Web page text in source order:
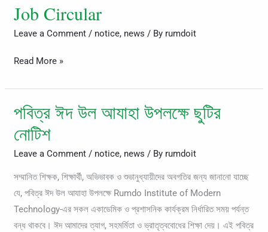
Rumdo
Institute
উপস্থিত
থাকবেন।
Job Circular
Leave a Comment / notice, news / By rumdoit
Job
Read More »
পবিত্র ঈদ উল আযাহা উপলক্ষে ছুটির
নোটিশ
Leave a Comment / notice, news / By rumdoit
সম্মানিত শিক্ষক, শিক্ষার্থী, অভিভাবক ও শুভানুধ্যায়ীদের অবগতির জন্য জানানো যাচ্ছে
যে, পবিত্র ঈদ উল আযাহা উপলক্ষে Rumdo Institute of Modern
Technology-এর সকল একাডেমিক ও প্রশাসনিক কার্যক্রম নির্ধারিত সময় পর্যন্ত
বন্ধ থাকবে। ঈদ আমাদের ত্যাগ, সহমর্মিতা ও ভ্রাতৃত্ববোধের শিক্ষা দেয়। এই পবিত্র
পবিত্র
উল
আযাহা
উপলক্ষে
ছুটির
নোটিশ